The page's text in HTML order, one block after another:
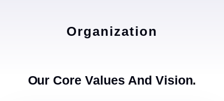
Organization
Our Core Values And Vision.